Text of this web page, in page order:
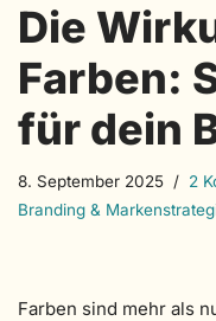
Die
Farben:
für dein
8. September 2025
2
Branding &
Farben sind mehr als